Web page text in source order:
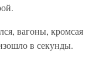
вагоны, кромсая
в секунды.